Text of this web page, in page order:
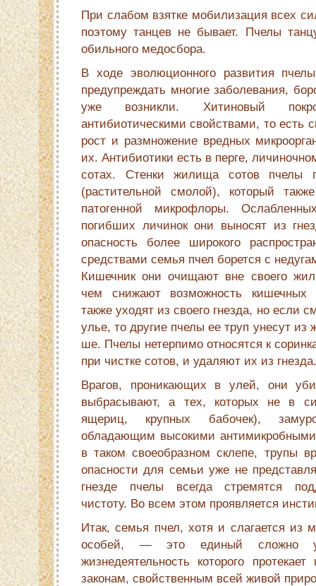
При слабом взятке мобилизация всех
поэтому танцев не бывает. Пчелы
обильного медосбора.
В ходе эволюционного развития
предупреждать многие заболевания,
уже возникли. Хитиновый
антибиотическими свойствами, то есть
рост и размножение вредных
их. Антибиотики есть в перге,
сотах. Стенки жилища сотов пчелы
(растительной смолой), который
патогенной микрофлоры.
погибших личинок они выносят из
опасность более широкого
средствами семья пчел бо­рется с
Кишечник они очи­щают вне своего
чем снижают возможность кишечных
также ухо­дят из своего гнезда, но если
улье, то другие пчелы ее труп унесут
ше. Пчелы нетерпимо относятся к
при чистке сотов, и удаляют их из гнезда.
Врагов, проникающих в улей, они
выбрасывают, а тех, которых не в
ящериц, крупных бабочек),
обладающим высокими
в таком своеобразном склепе, трупы
опасности для семьи уже не
гнезде пчелы всегда стремятся
чистоту. Во всем этом проявляется
Итак, семья пчел, хотя и слагается из
особей, — это единый сложно
жизнедеятельность которого
законам, свойственным всей живой